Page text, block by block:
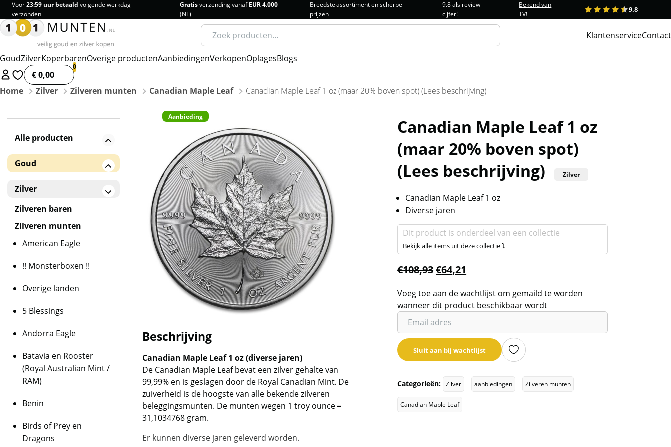
Voor23:59 uur betaald volgende werkdag
verzonden
Gratisverzending vanafEUR 4.000
(NL)
Breedste assortiment en scherpe
prijzen
9.8 als review
cijfer!
Bekend van
TV!
1 2 3 4 5 9.8
Zoeken
naar:
KlantenserviceContact
GoudZilverKoperbarenOverige productenAanbiedingenVerkopenOplagesBlogs
€ 0,00
Home
Zilver Zilveren munten Canadian Maple Leaf Canadian Maple Leaf 1 oz (maar 20% boven spot) (Lees beschrijving)
Aanbieding
Beschrijving
Canadian Maple Leaf 1 oz (diverse jaren)
De Canadian Maple Leaf bevat een zilver gehalte van
99,99% en is geslagen door de Royal Canadian Mint. De
zuiverheid is de hoogste van alle bekende zilveren
beleggingsmunten. De munten wegen 1 troy ounce =
31,1034768 gram.
Er kunnen diverse jaren geleverd worden.
Canadian Maple Leaf 1 oz
(maar 20% boven spot)
(Lees beschrijving)
Zilver
Canadian Maple Leaf 1 oz
Diverse jaren
Dit product is onderdeel van een collectie
Bekijk alle items uit deze collectie ⤵
€108,93€64,21
Voeg toe aan de wachtlijst om gemaild te worden
wanneer dit product beschikbaar wordt
Vul
je
email
adres
om
wachtlijst
Sluit aan bij wachtlijst
Categorieën: Zilver aanbiedingen Zilveren munten
Canadian Maple Leaf
Alle producten
Goud
Gouden baren
Zilver
Zilveren baren
Zilveren munten
American Eagle
!! Monsterboxen !!
Overige landen
5 Blessings
Andorra Eagle
Batavia en Rooster
(Royal Australian Mint /
RAM)
Benin
Birds of Prey en
Dragons